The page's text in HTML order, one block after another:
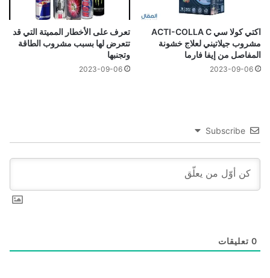
اكتي كولا سي ACTI-COLLA C
مشروب جيلاتيني لعلاج خشونة
المفاصل من إيفا فارما
2023-09-06
تعرف على الأخطار المميتة التي قد
تتعرض لها بسبب مشروب الطاقة
وتجنبها
2023-09-06
Subscribe
0 تعليقات